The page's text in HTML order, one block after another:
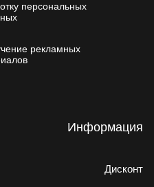
персональных
рекламных
Информация
Дисконт